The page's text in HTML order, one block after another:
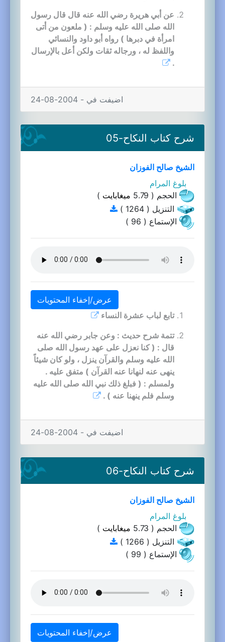
عن أبي هريرة رضي الله عنه قال قال رسول
الله صلى الله عليه وسلم : ( ملعون من أتى
امرأة في دبرها ) رواه أبو داود والنسائي
واللفظ له ، ورجاله ثقات ولكن أعل بالإرسال
.
اضيفت في - 2004-08-24
شرح كتاب النكاح-05
الشيخ صالح الفوزان
بلوغ المرام
الحجم ( 5.79
ميغابايت )
التنزيل ( 1264 )
الإستماع ( 96 )
عرض/إخفاء المحتويات
تابع لباب عشرة النساء
تتمة شرح حديث : وعن جابر رضي الله عنه
قال : ( كنا نعزل على عهد رسول الله صلى
الله عليه وسلم والقرآن ينزل ، ولو كان شيئاً
ينهى عنه لنهانا عنه القرآن ) متفق عليه .
ولمسلم : ( فبلغ ذلك نبي الله صلى الله عليه
وسلم فلم ينهنا عنه ) .
اضيفت في - 2004-08-24
شرح كتاب النكاح-06
الشيخ صالح الفوزان
بلوغ المرام
الحجم ( 5.73
ميغابايت )
التنزيل ( 1266 )
الإستماع ( 99 )
عرض/إخفاء المحتويات